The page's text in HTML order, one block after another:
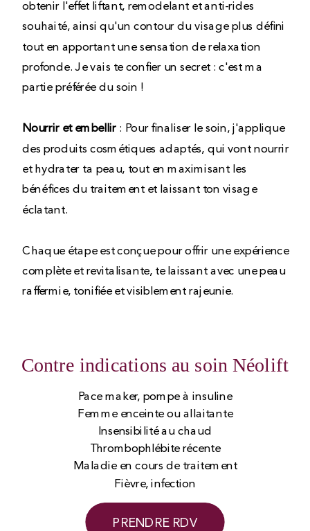
obtenir l'effet liftant, remodelant et anti-rides
souhaité, ainsi qu'un contour du visage plus défini
tout en apportant une sensation de relaxation
profonde. Je vais te confier un secret : c'est ma
partie préférée du soin !
Nourrir et embellir : Pour finaliser le soin, j'applique
des produits cosmétiques adaptés, qui vont nourrir
et hydrater ta peau, tout en maximisant les
bénéfices du traitement et laissant ton visage
éclatant.
Chaque étape est conçue pour offrir une expérience
complète et revitalisante, te laissant avec une peau
raffermie, tonifiée et visiblement rajeunie.
Contre indications au soin Néolift
Pace maker, pompe à insuline
Femme enceinte ou allaitante
Insensibilité au chaud
Thrombophlébite récente
Maladie en cours de traitement
Fièvre, infection
PRENDRE RDV